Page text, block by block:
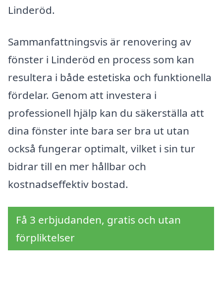
Linderöd.
Sammanfattningsvis är renovering av
fönster i Linderöd en process som kan
resultera i både estetiska och funktionella
fördelar. Genom att investera i
professionell hjälp kan du säkerställa att
dina fönster inte bara ser bra ut utan
också fungerar optimalt, vilket i sin tur
bidrar till en mer hållbar och
kostnadseffektiv bostad.
Få 3 erbjudanden, gratis och utan
förpliktelser